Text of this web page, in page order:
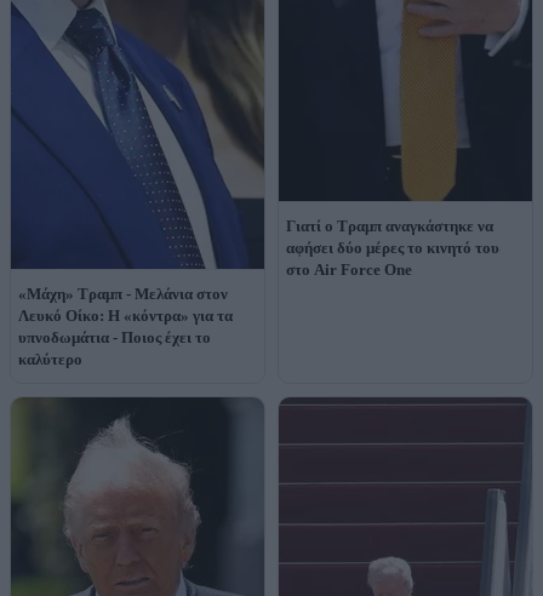
«Μάχη» Τραμπ - Μελάνια στον
Λευκό Οίκο: Η «κόντρα» για τα
υπνοδωμάτια - Ποιος έχει το
καλύτερο
Γιατί ο Τραμπ αναγκάστηκε να
αφήσει δύο μέρες το κινητό του
στο Air Force One